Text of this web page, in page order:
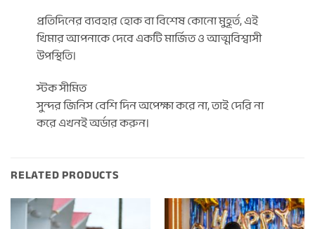
প্রতিদিনের ব্যবহার হোক বা বিশেষ কোনো মুহূর্ত, এই
খিমার আপনাকে দেবে একটি মার্জিত ও আত্মবিশ্বাসী
উপস্থিতি।
স্টক সীমিত
সুন্দর জিনিস বেশি দিন অপেক্ষা করে না, তাই দেরি না
করে এখনই অর্ডার করুন।
RELATED PRODUCTS